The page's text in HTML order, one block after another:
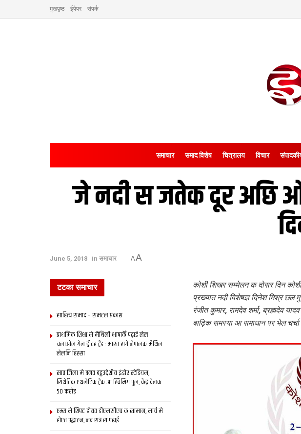
मुखपृष्ठ ईपेपर संपर्क
समाचार समाद विशेष चित्रालय विचार
जे नदी स जतेक दूर अछि
June 5, 2018 in समाचार AA
कोशी शिखर सम्‍मेलन क दोसर दिन
प्रख्‍यात नदी विशेषज्ञ दिनेश मिश्र छल
रंजीत कुमार, रामदेव शर्मा, ब्रह्मदेव
बाढ़िक समस्‍या आ समाधान पर भेल चर्चा
टटका समाचार
साहित्य समाद – समटल प्रकाश
प्राथमिक शि‍क्षा मे मैथि‍ली भाषाकेँ पढ़ाई लेल
चलाओल गेल ट्वीटर ट्रेंड : भारत संगे नेपालक मैथिल
लेलनि हिस्सा
सात जिला मे बनत बहुउद्देशीय इंडोर स्‍टेडि‍यम,
सिंथेटिक एथलेटिक ट्रेक आ स्विमिंग पुल, केंद्र देलक
50 करोड़
एम्स मे शिफ्ट होयत डीएमसीएच क सामान, मार्च मे
होएत उद्घाटन, नव सत्र स पढाई